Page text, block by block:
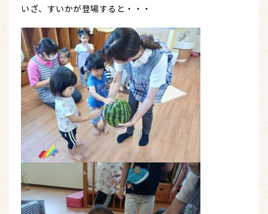
いざ、すいかが登場すると・・・